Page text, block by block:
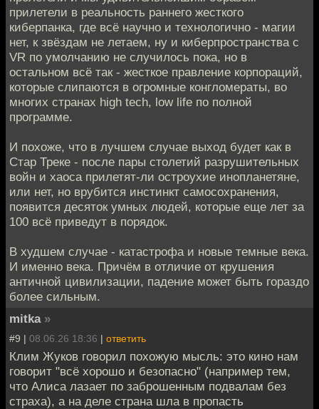
прилетели в реальность раннего жесткого
киберпанка, где всё научно и технологично - магии
нет, к звёздам не летаем, ну и киберпространства с
VR по умолчанию не случилось пока, но в
остальном всё так - жесткое правление корпораций,
которые слипаются в огромные конгломераты, во
многих странах high tech, low life по полной
программе.
И похоже, что в лучшем случае выход будет как в
Стар Треке - после пары столетий разрушительных
войн и хаоса прилетят-ли остроухие инопланетяне,
или нет, но врубится инстинкт самосохранения,
появится десяток умных людей, которые еще лет за
100 всё приведут в порядок.
В худшем случае - катастрофа и новые темные века.
И именно века. Причём в отличие от крушения
античной цивилизации, падение может быть гораздо
более сильным.
mitka »
#9 | 08.06.26 18:36 | ответить
Клим Жуков говорил похожую мысль: это кино нам
говорит "всё хорошо и безопасно" (например тем,
что Алиса лазает по заброшенным подвалам без
страха), а на деле страна шла в пропасть